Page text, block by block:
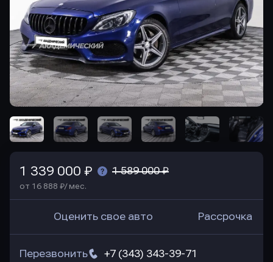
1 339 000 ₽ 1 589 000 ₽
от 16 888 ₽/ мес.
Оценить свое авто Рассрочка
+7 (343) 343-39-71
Перезвонить